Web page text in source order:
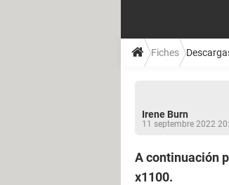
Fiches
Irene Burn
11 septembre 2022
A continuación
x1100.